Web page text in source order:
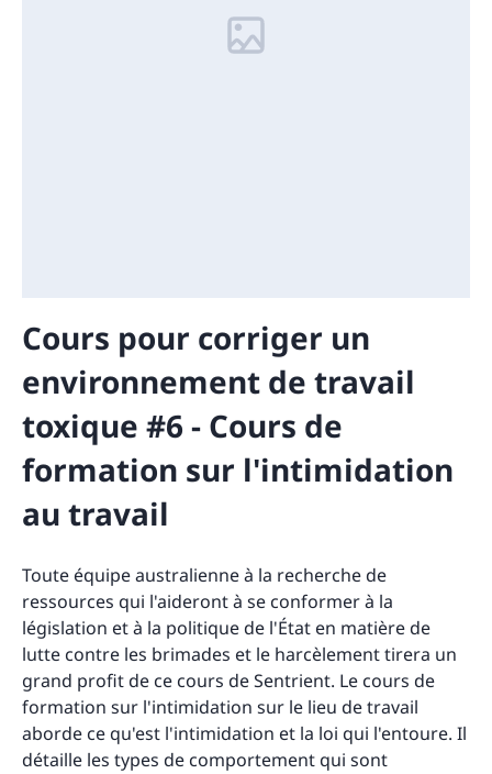
Cours pour corriger un
environnement de travail
toxique #6 - Cours de
formation sur l'intimidation
au travail
Toute équipe australienne à la recherche de
ressources qui l'aideront à se conformer à la
législation et à la politique de l'État en matière de
lutte contre les brimades et le harcèlement tirera un
grand profit de ce cours de Sentrient. Le cours de
formation sur l'intimidation sur le lieu de travail
aborde ce qu'est l'intimidation et la loi qui l'entoure. Il
détaille les types de comportement qui sont